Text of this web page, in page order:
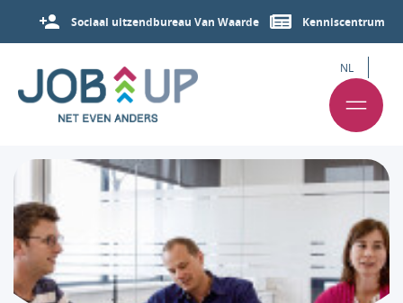
Sociaal uitzendbureau Van Waarde Kenniscentrum
NL